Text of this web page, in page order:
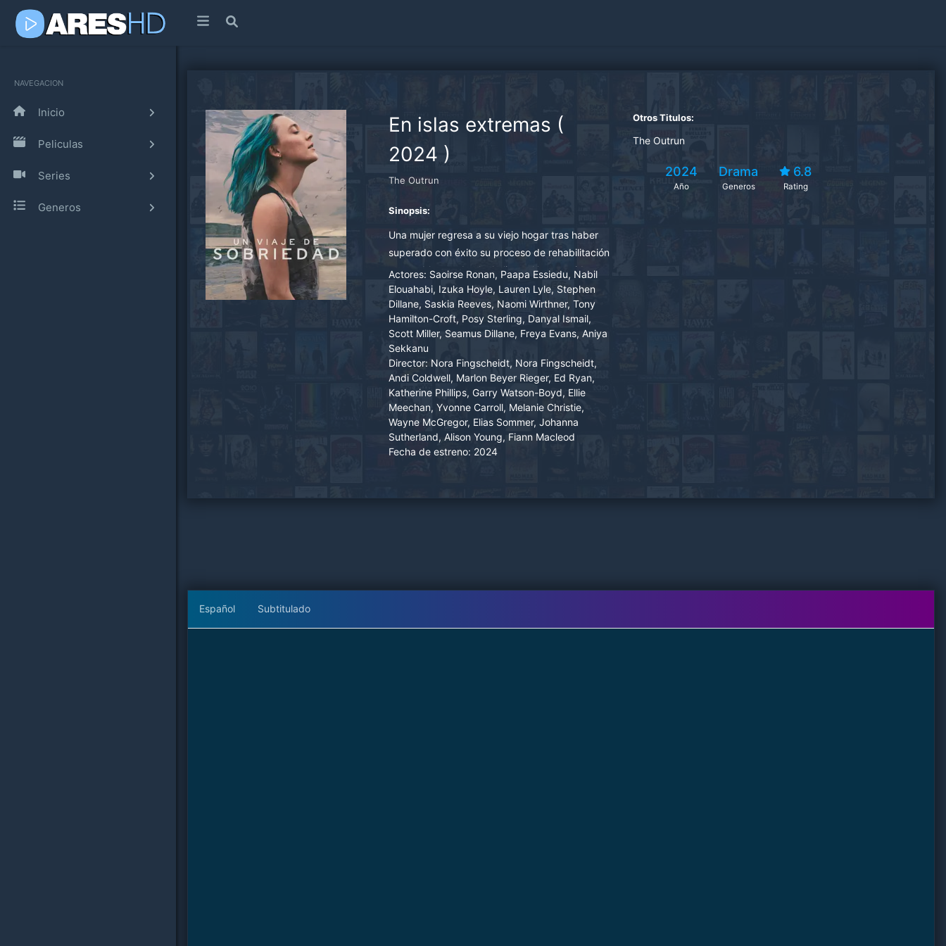
NAVEGACION
Inicio
Peliculas
Series
Generos
En islas extremas (
2024 )
The Outrun
Sinopsis:
Una mujer regresa a su viejo hogar tras haber
superado con éxito su proceso de rehabilitación
por problemas de alcoholismo. Un recorrido que
invariablemente la hará repasar su pasado con
la intención de construir un mejor futuro...
Adaptación de las memorias de la periodista y
escritora Amy Liptrot.
Actores: Saoirse Ronan, Paapa Essiedu, Nabil
Elouahabi, Izuka Hoyle, Lauren Lyle, Stephen
Dillane, Saskia Reeves, Naomi Wirthner, Tony
Hamilton-Croft, Posy Sterling, Danyal Ismail,
Scott Miller, Seamus Dillane, Freya Evans, Aniya
Sekkanu
Director: Nora Fingscheidt, Nora Fingscheidt,
Andi Coldwell, Marlon Beyer Rieger, Ed Ryan,
Katherine Phillips, Garry Watson-Boyd, Ellie
Meechan, Yvonne Carroll, Melanie Christie,
Wayne McGregor, Elias Sommer, Johanna
Sutherland, Alison Young, Fiann Macleod
Fecha de estreno: 2024
Otros Titulos:
The Outrun
2024
Año
Drama
Generos
6.8
Rating
Español Subtitulado